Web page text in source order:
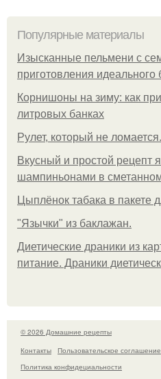
Популярные материалы
Изысканные пельмени с
приготовления идеального
Корнишоны на зиму: как
литровых банках
Рулет, который не ломается.
Вкусный и простой рецепт
шампиньонами в
Цыплёнок табака в пакете
"Язычки" из баклажан.
Диетические драники из
питание. Драники
© 2026 Домашние рецепты
Контакты
Пользовательское соглашение
Политика конфидециальности